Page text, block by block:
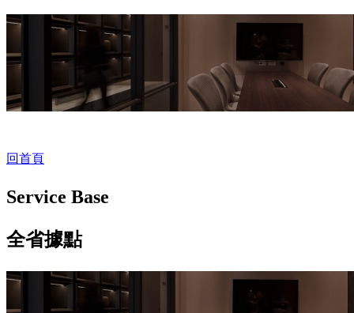
回首頁
Service Base
全省據點